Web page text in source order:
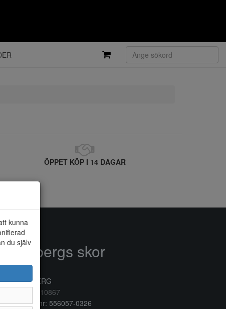
ÖPPET KÖP I 14 DAGAR
kunna
du själv
skor
41 VARBERG
0340/10867
556057-0326